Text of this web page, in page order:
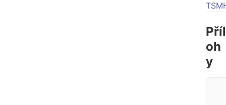
Příl
oh
y